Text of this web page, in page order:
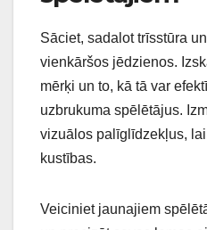
Sāciet, sadalot trīsstūra
vienkāršos jēdzienos.
mērķi un to, kā tā var
uzbrukuma spēlētājus.
vizuālos palīglīdzekļus,
kustības.
Veiciniet jaunajiem